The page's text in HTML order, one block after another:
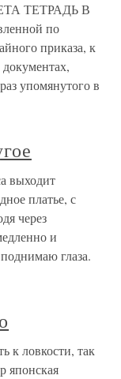
ТЕТРАДЬ В
по
приказа, к
упомянутого в
выходит
платье, с
через
и
глаза.
к ловкости, так
японская